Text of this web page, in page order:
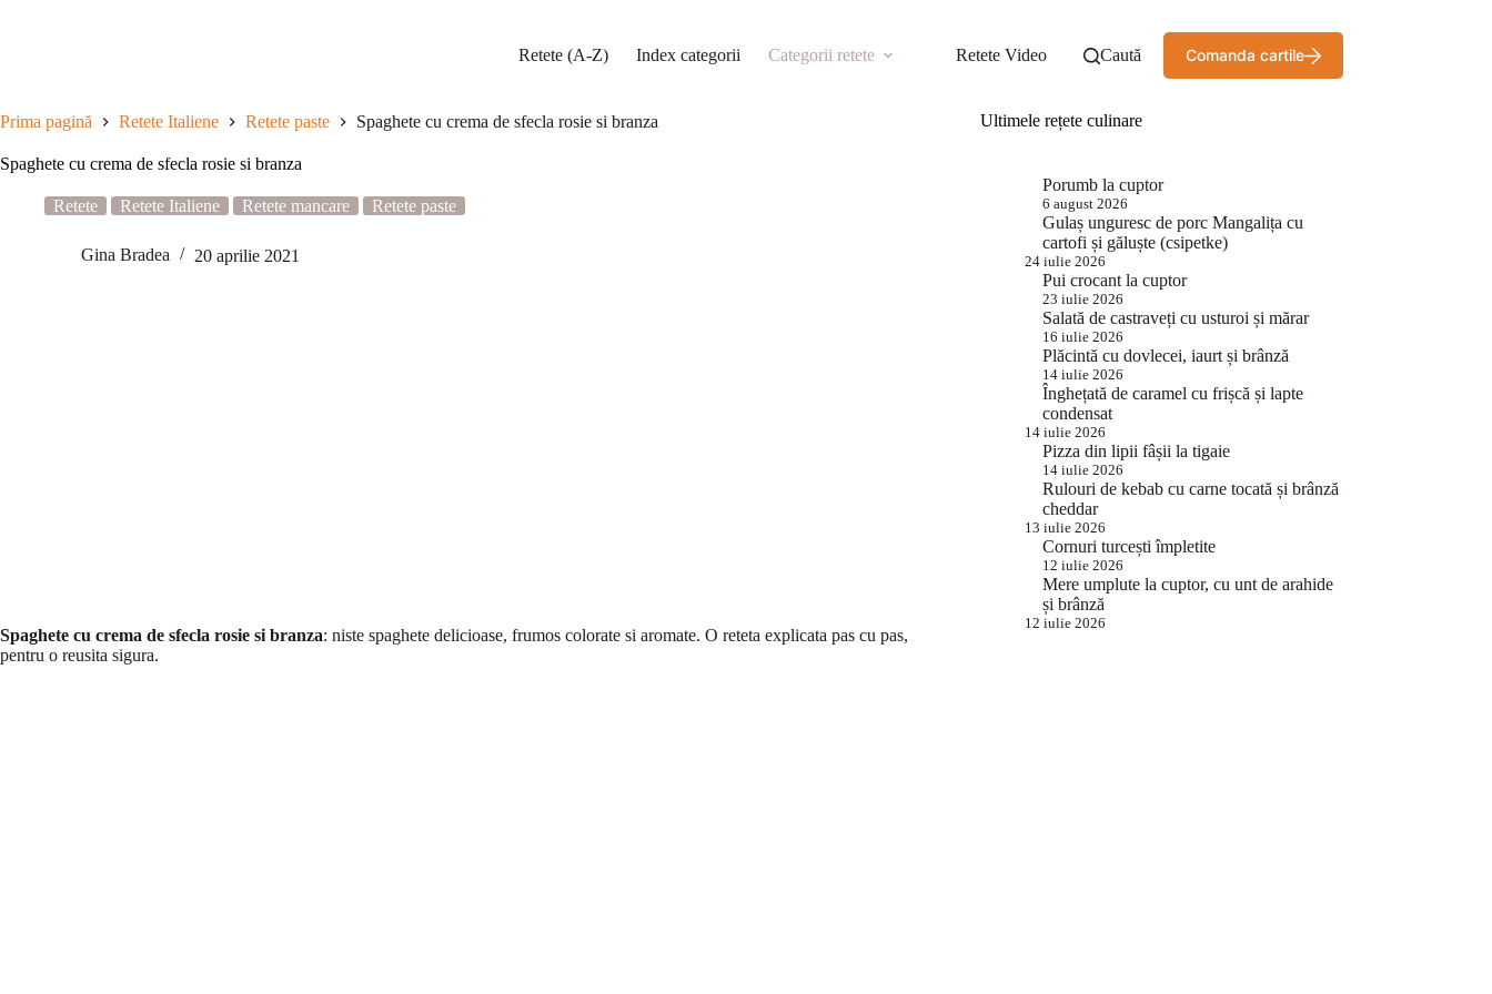
Retete (A-Z) Index categorii Categorii retete Retete Video Caută Comanda cartile
Prima pagină Retete Italiene Retete paste Spaghete cu crema de sfecla rosie si branza
Spaghete cu crema de sfecla rosie si branza
Retete Retete Italiene Retete mancare Retete paste
Gina Bradea 20 aprilie 2021
Spaghete cu crema de sfecla rosie si branza: niste spaghete delicioase, frumos colorate si aromate. O reteta explicata pas cu pas,
pentru o reusita sigura.
Ultimele rețete culinare
Porumb la cuptor
6 august 2026
Gulaș unguresc de porc Mangalița cu
cartofi și găluște (csipetke)
24 iulie 2026
Pui crocant la cuptor
23 iulie 2026
Salată de castraveți cu usturoi și mărar
16 iulie 2026
Plăcintă cu dovlecei, iaurt și brânză
14 iulie 2026
Înghețată de caramel cu frișcă și lapte
condensat
14 iulie 2026
Pizza din lipii fâșii la tigaie
14 iulie 2026
Rulouri de kebab cu carne tocată și brânză
cheddar
13 iulie 2026
Cornuri turcești împletite
12 iulie 2026
Mere umplute la cuptor, cu unt de arahide
și brânză
12 iulie 2026